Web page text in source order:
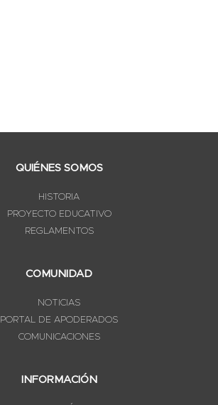
QUIÉNES SOMOS
HISTORIA
PROYECTO EDUCATIVO
REGLAMENTOS
COMUNIDAD
NOTICIAS
PORTAL DE APODERADOS
COMUNICACIONES
INFORMACIÓN